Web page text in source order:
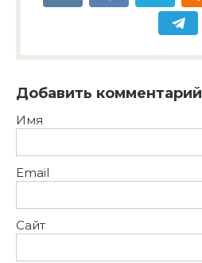
Добавить комментарий
Имя
Email
Сайт